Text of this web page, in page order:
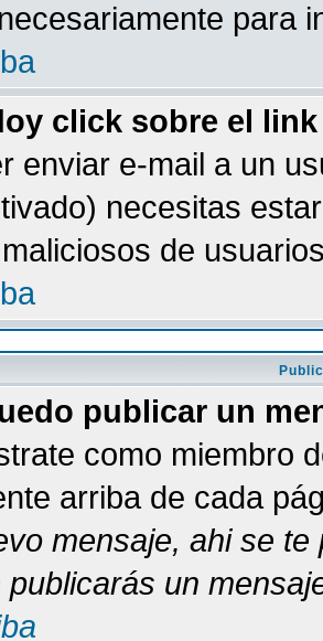
para
click sobre el
enviar e-mail a un
necesitas
de
publicar un
como miembro
arriba de cada
mensaje, ahi se te
publicarás un